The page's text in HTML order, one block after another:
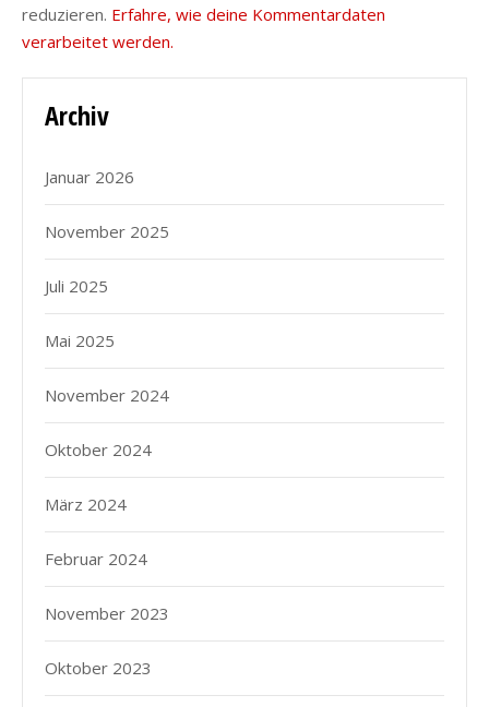
reduzieren. Erfahre, wie deine Kommentardaten
verarbeitet werden.
Archiv
Januar 2026
November 2025
Juli 2025
Mai 2025
November 2024
Oktober 2024
März 2024
Februar 2024
November 2023
Oktober 2023